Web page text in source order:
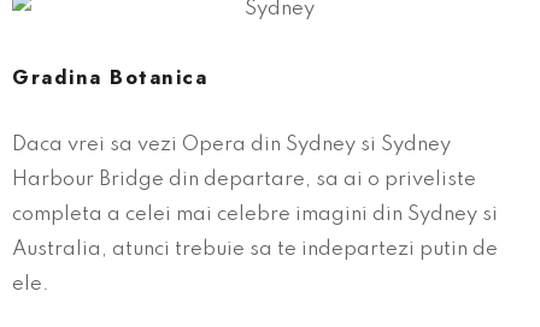
Gradina Botanica
Daca vrei sa vezi Opera din Sydney si Sydney
Harbour Bridge din departare, sa ai o priveliste
completa a celei mai celebre imagini din Sydney si
Australia, atunci trebuie sa te indepartezi putin de
ele.